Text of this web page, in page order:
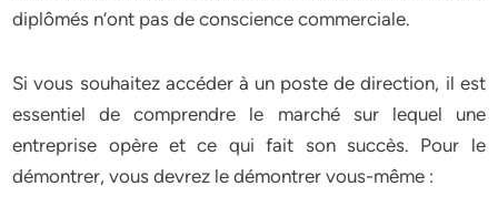
diplômés n’ont pas de conscience commerciale.
Si vous souhaitez accéder à un poste de direction, il est
essentiel de comprendre le marché sur lequel une
entreprise opère et ce qui fait son succès. Pour le
démontrer, vous devrez le démontrer vous-même :